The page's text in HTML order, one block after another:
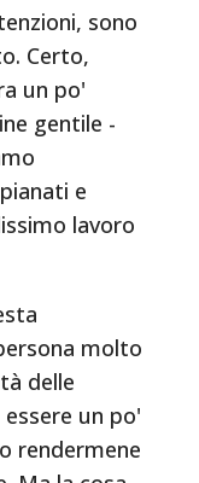
sono
Certo,
un po'
gentile -
e
lavoro
molto
delle
un po'
rendermene